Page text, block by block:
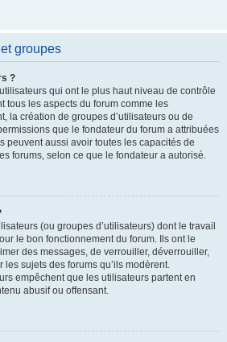
groupes
?
qui ont le plus haut niveau de contrôle
tous les aspects du forum comme les
la création de groupes d’utilisateurs ou de
que le fondateur du forum a attribuées
peuvent aussi avoir toutes les capacités de
forums, selon ce que le fondateur a autorisé.
(ou groupes d’utilisateurs) dont le travail
le bon fonctionnement du forum. Ils ont le
des messages, de verrouiller, déverrouiller,
sujets des forums qu’ils modèrent.
empêchent que les utilisateurs partent en
abusif ou offensant.